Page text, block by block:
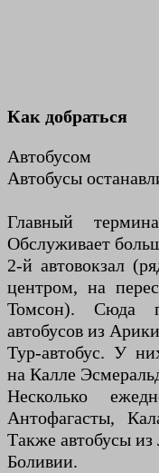
Как добраться
Автобусом
Автобусы
Главный
Обслуживает
2-й автовокзал
центром, на
Томсон). Сюда
автобусов из
Тур-автобус. У
на Калле
Несколько
Антофагасты,
Также автобусы
Боливии.